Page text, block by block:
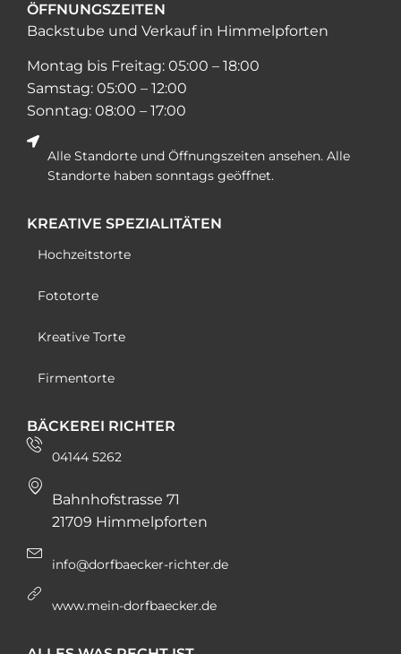
ÖFFNUNGSZEITEN
Backstube und Verkauf in Himmelpforten
Montag bis Freitag: 05:00 – 18:00
Samstag: 05:00 – 12:00
Sonntag: 08:00 – 17:00
Alle Standorte und Öffnungszeiten ansehen. Alle
Standorte haben sonntags geöffnet.
KREATIVE SPEZIALITÄTEN
Hochzeitstorte
Fototorte
Kreative Torte
Firmentorte
BÄCKEREI RICHTER
04144 5262
Bahnhofstrasse 71
21709 Himmelpforten
info@dorfbaecker-richter.de
www.mein-dorfbaecker.de